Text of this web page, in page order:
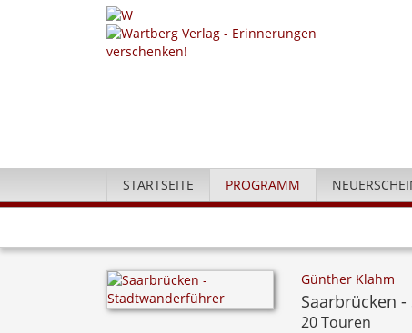
STARTSEITE PROGRAMM
Günther Klahm
Saarbrücken
20 Touren